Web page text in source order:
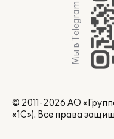
Мы в Telegram
© 2011-2026 АО
«1С»). Все права